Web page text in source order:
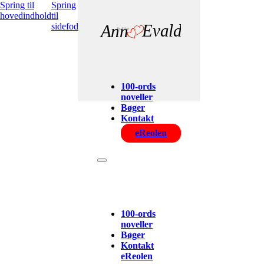
Spring til
hovedindhold
Spring
til
sidefod
Evald
Ann
100-ords
noveller
Bøger
Kontakt
eReolen
100-ords
noveller
Bøger
Kontakt
eReolen